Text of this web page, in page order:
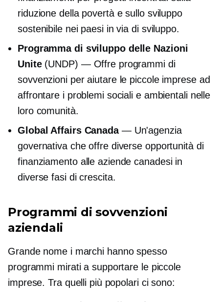
riduzione della povertà e sullo sviluppo
sostenibile nei paesi in via di sviluppo.
Programma di sviluppo delle Nazioni
Unite(UNDP) — Offre programmi di
sovvenzioni per aiutare le piccole imprese ad
affrontare i problemi sociali e ambientali nelle
loro comunità.
Global Affairs Canada— Un'agenzia
governativa che offre diverse opportunità di
finanziamento alle aziende canadesi in
diverse fasi di crescita.
Programmi di sovvenzioni
aziendali
Grande nomei marchi hanno spesso
programmi mirati a supportare le piccole
imprese. Tra quelli più popolari ci sono: